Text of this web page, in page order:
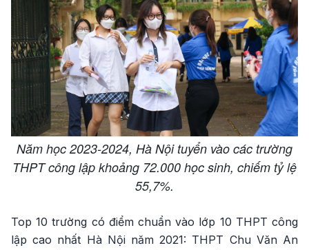
Năm học 2023-2024, Hà Nội tuyển vào các trường
THPT công lập khoảng 72.000 học sinh, chiếm tỷ lệ
55,7%.
Top 10 trường có điểm chuẩn vào lớp 10 THPT công
lập cao nhất Hà Nội năm 2021: THPT Chu Văn An